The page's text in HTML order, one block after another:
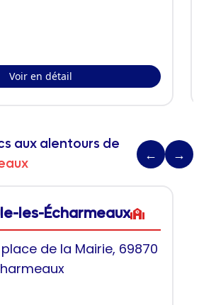
Voir en détail
aux alentours de
← →
les-Écharmeaux
de la Mairie, 69870